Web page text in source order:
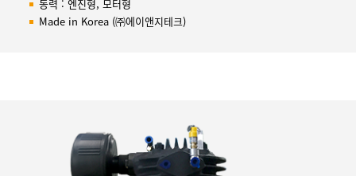
동력 : 엔진형, 모터형
Made in Korea (㈜에이앤지테크)